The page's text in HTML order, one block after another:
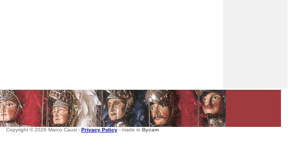
Copyright © 2026 Marco Causi - Privacy Policy- made in Bycam